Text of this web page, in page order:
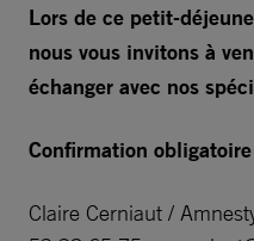
Lors de ce petit-
nous vous invitons à
échanger avec nos
Confirmation
Claire Cerniaut /